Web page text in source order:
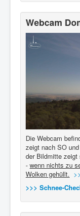
Webcam
Die Webcam
zeigt nach SO
der Bildmitte zeigt
- wenn nichts zu
Wolken gehüllt.
>>> Schnee-